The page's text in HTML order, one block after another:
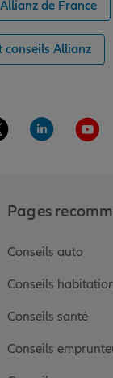
de France
conseils Allianz
page Facebook
sur la page
Aller sur la
Pages
Conseils auto
Conseils
Conseils santé
Conseils